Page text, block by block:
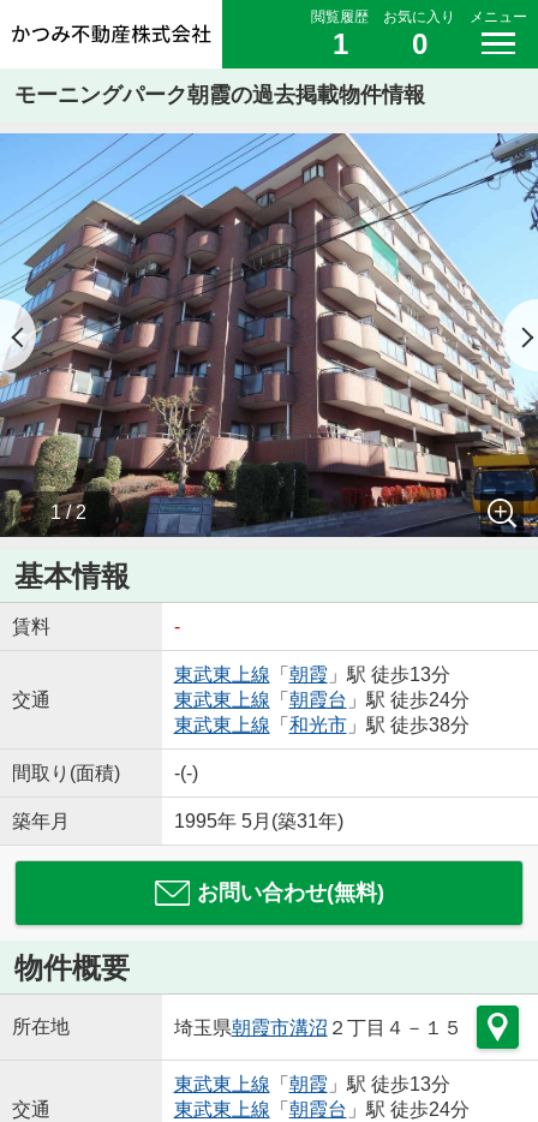
閲覧履歴
1
お気に入り
0
メニュー
モーニングパーク朝霞の過去掲載物件情報
1 / 2
基本情報
賃料 -
交通
東武東上線 「 朝霞 」駅 徒歩13分
東武東上線 「 朝霞台 」駅 徒歩24分
東武東上線 「 和光市」駅 徒歩38分
間取り(面積) -(-)
築年月 1995年 5月(築31年)
お問い合わせ(無料)
物件概要
所在地 埼玉県朝霞市溝沼 ２丁目４－１５
交通
東武東上線 「 朝霞 」駅 徒歩13分
東武東上線 「 朝霞台 」駅 徒歩24分